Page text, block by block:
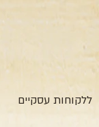
ללקוחות עסקיים